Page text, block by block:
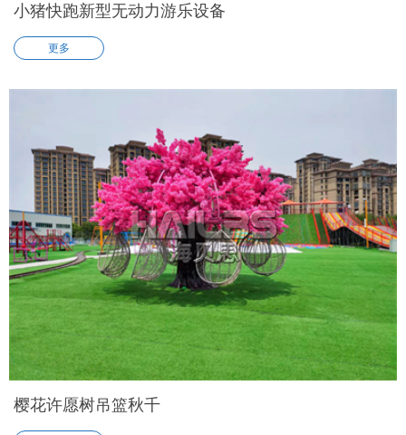
小猪快跑新型无动力游乐设备
更多
樱花许愿树吊篮秋千